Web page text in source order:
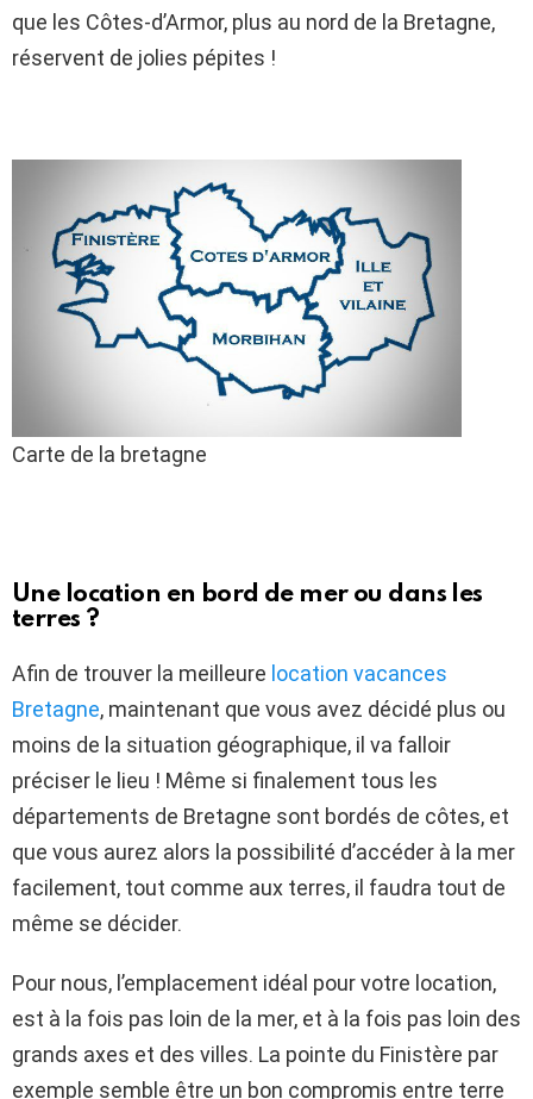
que les Côtes-d’Armor, plus au nord de la Bretagne,
réservent de jolies pépites !
Carte de la bretagne
Une location en bord de mer ou dans les
terres ?
Afin de trouver la meilleure location vacances
Bretagne, maintenant que vous avez décidé plus ou
moins de la situation géographique, il va falloir
préciser le lieu ! Même si finalement tous les
départements de Bretagne sont bordés de côtes, et
que vous aurez alors la possibilité d’accéder à la mer
facilement, tout comme aux terres, il faudra tout de
même se décider.
Pour nous, l’emplacement idéal pour votre location,
est à la fois pas loin de la mer, et à la fois pas loin des
grands axes et des villes. La pointe du Finistère par
exemple semble être un bon compromis entre terre